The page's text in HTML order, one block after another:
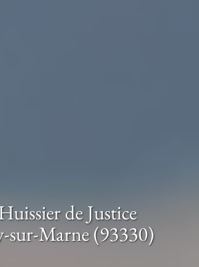
de Justice
sur-Marne (93330)